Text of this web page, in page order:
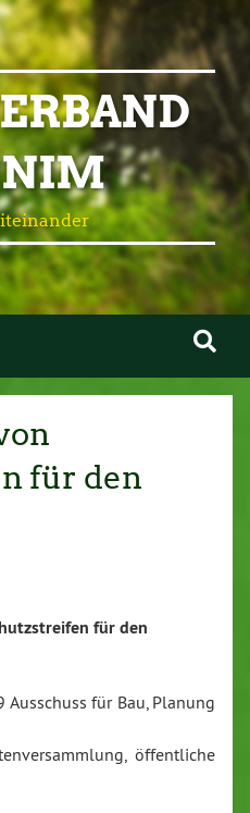
für den
für den
für Bau, Planung
öffentliche